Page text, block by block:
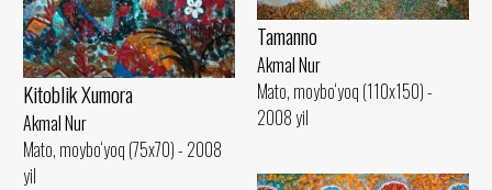
Tamanno
Akmal Nur
Mato, moybo‘yoq (110x150) -
2008 yil
Kitoblik Xumora
Akmal Nur
Mato, moybo‘yoq (75x70) - 2008
yil